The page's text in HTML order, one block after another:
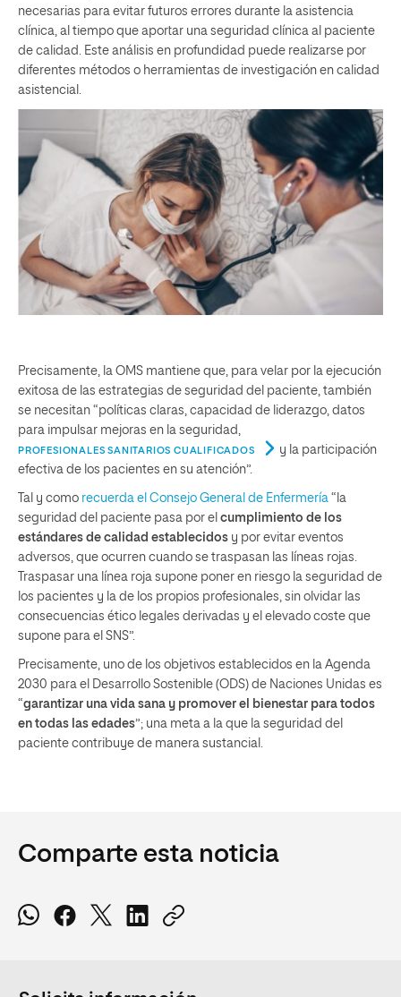
necesarias para evitar futuros errores durante la asistencia
clínica, al tiempo que aportar una seguridad clínica al paciente
de calidad. Este análisis en profundidad puede realizarse por
diferentes métodos o herramientas de investigación en calidad
asistencial.
Precisamente, la OMS mantiene que, para velar por la ejecución
exitosa de las estrategias de seguridad del paciente, también
se necesitan “políticas claras, capacidad de liderazgo, datos
para impulsar mejoras en la seguridad,
PROFESIONALES SANITARIOS CUALIFICADOS
y la participación
efectiva de los pacientes en su atención”.
Tal y como recuerda el Consejo General de Enfermería “la
seguridad del paciente pasa por el cumplimiento de los
estándares de calidad establecidos y por evitar eventos
adversos, que ocurren cuando se traspasan las líneas rojas.
Traspasar una línea roja supone poner en riesgo la seguridad de
los pacientes y la de los propios profesionales, sin olvidar las
consecuencias ético legales derivadas y el elevado coste que
supone para el SNS”.
Precisamente, uno de los objetivos establecidos en la Agenda
2030 para el Desarrollo Sostenible (ODS) de Naciones Unidas es
“garantizar una vida sana y promover el bienestar para todos
en todas las edades”; una meta a la que la seguridad del
paciente contribuye de manera sustancial.
Comparte esta noticia